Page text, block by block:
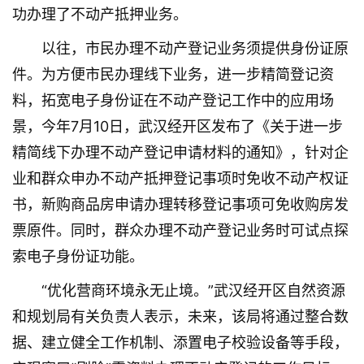
功办理了不动产抵押业务。
以往，市民办理不动产登记业务须提供身份证原
件。为方便市民办理线下业务，进一步精简登记资
料，拓宽电子身份证在不动产登记工作中的应用场
景，今年7月10日，武汉经开区发布了《关于进一步
精简线下办理不动产登记申请材料的通知》，针对企
业和群众申办不动产抵押登记事项时免收不动产权证
书，新购商品房申请办理转移登记事项可免收购房发
票原件。同时，群众办理不动产登记业务时可试点探
索电子身份证功能。
“优化营商环境永无止境。”武汉经开区自然资源
和规划局有关负责人表示，未来，该局将通过整合数
据、建立健全工作机制、添置电子校验设备等手段，